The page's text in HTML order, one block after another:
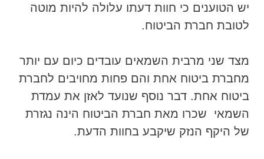
יש הטוענים כי חוות דעתו עלולה להיות מוטה
לטובת חברת הביטוח.
מצד שני מרבית השמאים עובדים כיום עם יותר
מחברת ביטוח אחת והם פחות מחויבים לחברת
ביטוח אחת. דבר נוסף שנועד לאזן את עמדת
השמאי שכרו מאת חברת הביטוח הינה נגזרת
של היקף הנזק שיקבע בחוות הדעת.